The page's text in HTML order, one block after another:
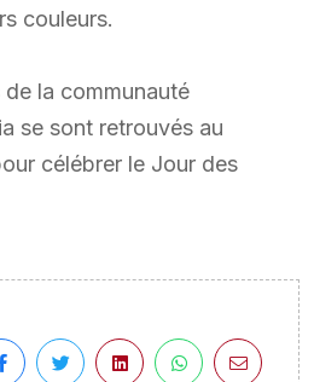
couleurs.
la communauté
se sont retrouvés au
célébrer le Jour des